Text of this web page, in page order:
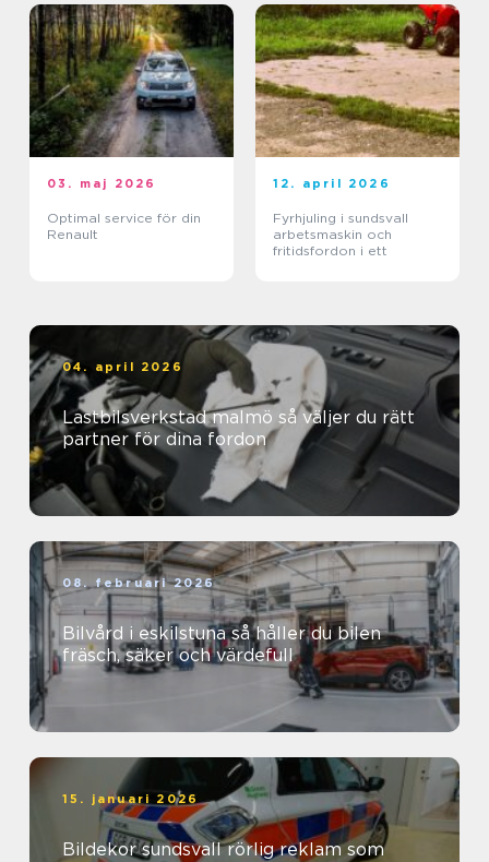
03. maj 2026
Optimal service för din
Renault
12. april 2026
Fyrhjuling i sundsvall
arbetsmaskin och
fritidsfordon i ett
04. april 2026
Lastbilsverkstad malmö så väljer du rätt
partner för dina fordon
08. februari 2026
Bilvård i eskilstuna så håller du bilen
fräsch, säker och värdefull
15. januari 2026
Bildekor sundsvall rörlig reklam som